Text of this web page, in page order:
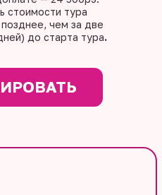
стоимости тура
чем за две
до старта тура.